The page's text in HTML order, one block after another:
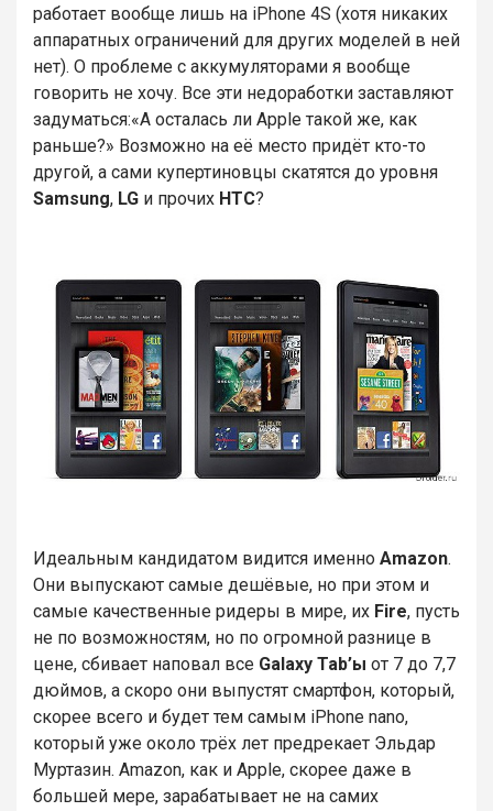
работает вообще лишь на iPhone 4S (хотя никаких
аппаратных ограничений для других моделей в ней
нет). О проблеме с аккумуляторами я вообще
говорить не хочу. Все эти недоработки заставляют
задуматься:«А осталась ли Apple такой же, как
раньше?» Возможно на её место придёт кто-то
другой, а сами купертиновцы скатятся до уровня
Samsung, LG и прочих HTC?
Идеальным кандидатом видится именно Amazon.
Они выпускают самые дешёвые, но при этом и
самые качественные ридеры в мире, их Fire, пусть
не по возможностям, но по огромной разнице в
цене, сбивает наповал все Galaxy Tab’ы от 7 до 7,7
дюймов, а скоро они выпустят смартфон, который,
скорее всего и будет тем самым iPhone nano,
который уже около трёх лет предрекает Эльдар
Муртазин. Amazon, как и Apple, скорее даже в
большей мере, зарабатывает не на самих